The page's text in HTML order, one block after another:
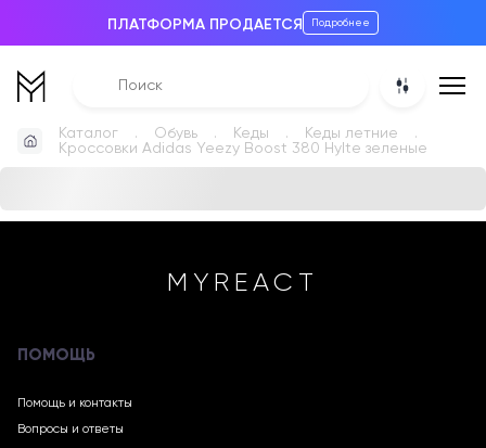
ПЛАТФОРМА ПРОДАЕТСЯ Подробнее
Каталог Обувь Кеды
Кеды летние
Кроссовки Adidas Yeezy Boost 380 Hylte зеленые
MYREACT
ПОМОЩЬ
Помощь и контакты
Вопросы и ответы